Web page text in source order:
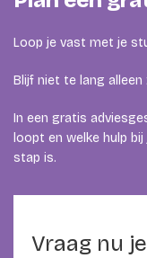
Loop je vast met je
Blijf niet te lang alleen
In een gratis
loopt en welke hulp
stap is.
Vraag nu